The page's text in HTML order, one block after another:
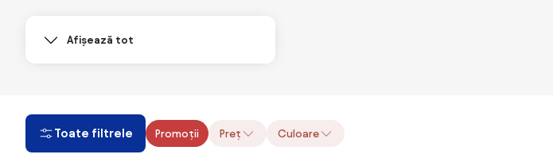
Afișează tot
Toate filtrele Promoții Preț Culoare